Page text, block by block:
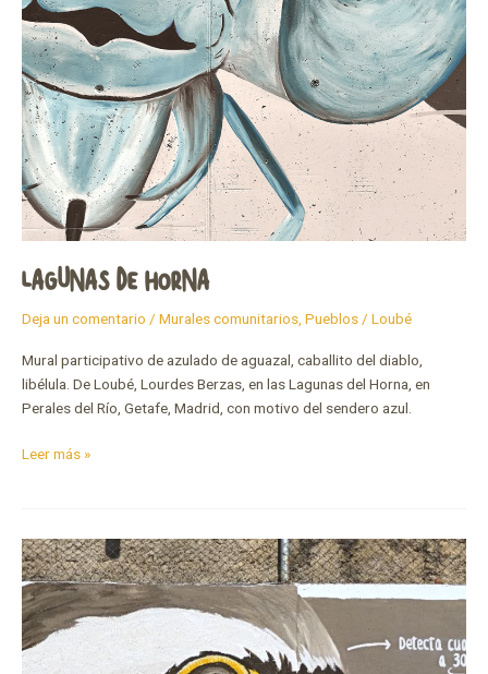
LAGUNAS DE HORNA
Deja un comentario / Murales comunitarios, Pueblos/ Loubé
Mural participativo de azulado de aguazal, caballito del diablo,
libélula. De Loubé, Lourdes Berzas, en las Lagunas del Horna, en
Perales del Río, Getafe, Madrid, con motivo del sendero azul.
Leer más »
Perdiz
en
Logrosán